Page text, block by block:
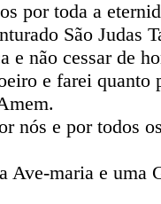
por toda a
São Judas
e não cessar de
e farei quanto
nós e por todos
Ave-maria e uma